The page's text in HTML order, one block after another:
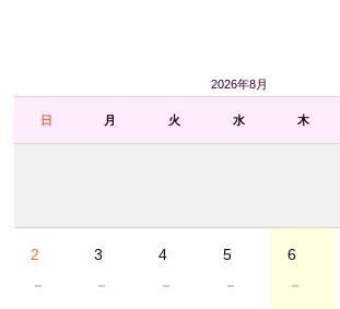
2026年8月
日 月 火 水 木
2
－
3
－
4
－
5
－
6
－